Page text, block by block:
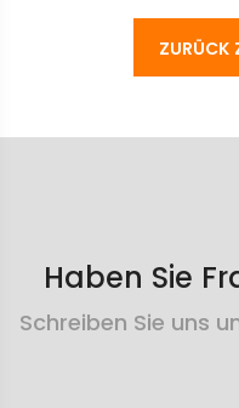
ZURÜCK
Haben Sie
Schreiben Sie uns